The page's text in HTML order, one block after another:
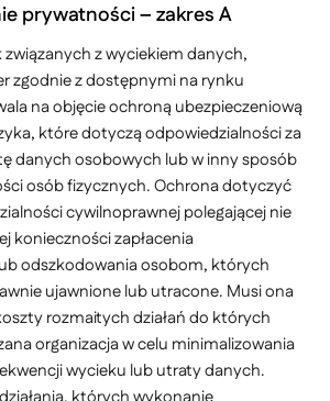
prywatności – zakres A
z wyciekiem danych,
zgodnie z dostępnymi na rynku
na objęcie ochroną ubezpieczeniową
które dotyczą odpowiedzialności za
danych osobowych lub w inny sposób
osób fizycznych. Ochrona dotyczyć
cywilnoprawnej polegającej nie
konieczności zapłacenia
odszkodowania osobom, których
ujawnione lub utracone. Musi ona
rozmaitych działań do których
organizacja w celu minimalizowania
wycieku lub utraty danych.